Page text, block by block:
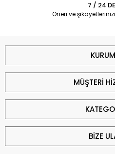
7 / 24
Öneri ve
MÜŞTERİ
BİZE